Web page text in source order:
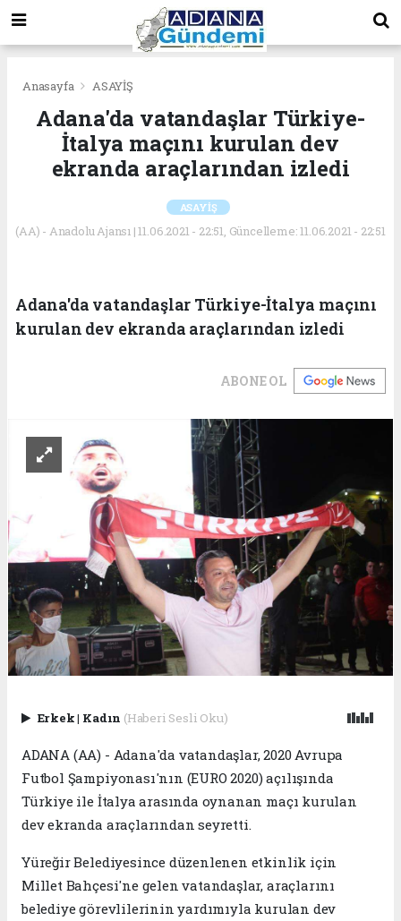
Anasayfa ASAYİŞ
Adana'da vatandaşlar Türkiye-
İtalya maçını kurulan dev
ekranda araçlarından izledi
ASAYİŞ
(AA) - Anadolu Ajansı | 11.06.2021 - 22:51, Güncelleme: 11.06.2021 - 22:51
Adana'da vatandaşlar Türkiye-İtalya maçını
kurulan dev ekranda araçlarından izledi
ABONE OL
Erkek| Kadın (Haberi Sesli Oku)
ADANA (AA) - Adana'da vatandaşlar, 2020 Avrupa
Futbol Şampiyonası'nın (EURO 2020) açılışında
Türkiye ile İtalya arasında oynanan maçı kurulan
dev ekranda araçlarından seyretti.
Yüreğir Belediyesince düzenlenen etkinlik için
Millet Bahçesi'ne gelen vatandaşlar, araçlarını
belediye görevlilerinin yardımıyla kurulan dev